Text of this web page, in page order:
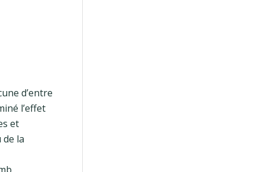
d’entre
l’effet
et
la